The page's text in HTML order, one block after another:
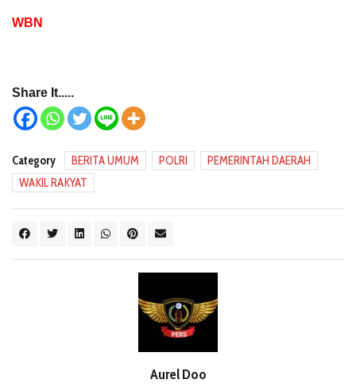
WBN
Share It.....
Category BERITA UMUM POLRI
PEMERINTAH DAERAH
WAKIL RAKYAT
Aurel Doo